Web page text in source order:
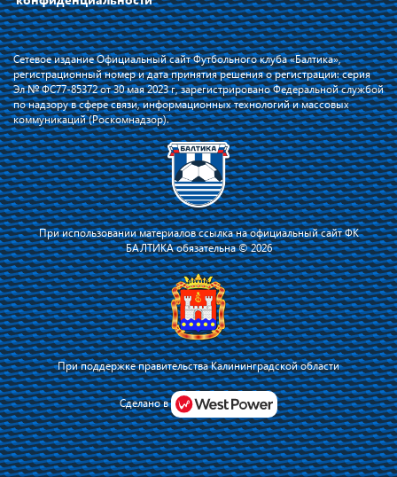
Я соглашаюсь с тем, что владелец сайта использует файлы cookie для
повышения удобства работы на сайте и сервис Яндекс.Метрика. Оставаясь
на сайте, я соглашаюсь сполитикой их применения.
Принять
Сетевое издание Официальный сайт Футбольного клуба «Балтика»,
регистрационный номер и дата принятия решения о регистрации: серия
Эл № ФС77-85372 от 30 мая 2023 г, зарегистрировано Федеральной службой
по надзору в сфере связи, информационных технологий и массовых
коммуникаций (Роскомнадзор).
При использовании материалов ссылка на официальный сайт ФК
БАЛТИКА обязательна © 2026
При поддержке правительства Калининградской области
Сделано в